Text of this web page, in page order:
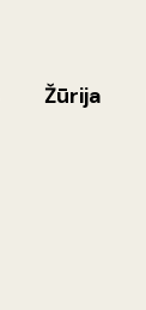
Žūrija